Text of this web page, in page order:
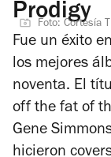
Prodigy
Foto: Cortesía
Fue un éxito
los mejores
noventa. El
off the fat of
Gene
hicieron